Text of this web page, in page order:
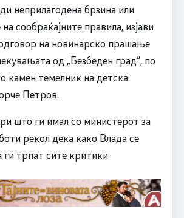
неприлагодена брзина или
сообраќајните правила, изјави
на новинарско прашање
од „Безбеден град“, по
камен темелник на детска
Петров.
што ги имал со министерот за
рекол дека како Влада се
ги трпат сите критики.